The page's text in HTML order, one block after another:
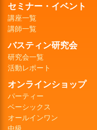
セミナー・イベント
講座一覧
講師一覧
バスティン研究会
研究会一覧
活動レポート
オンラインショップ
パーティー
ベーシックス
オールインワン
中級